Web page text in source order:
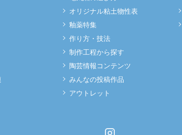
オリジナル粘土物性表
釉薬特集
作り方・技法
制作工程から探す
陶芸情報コンテンツ
みんなの投稿作品
アウトレット